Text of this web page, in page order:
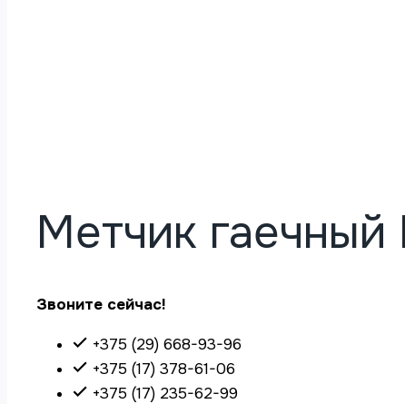
Метчик
Звоните сейчас!
+375 (29) 668-93-96
+375 (17) 378-61-06
+375 (17) 235-62-99